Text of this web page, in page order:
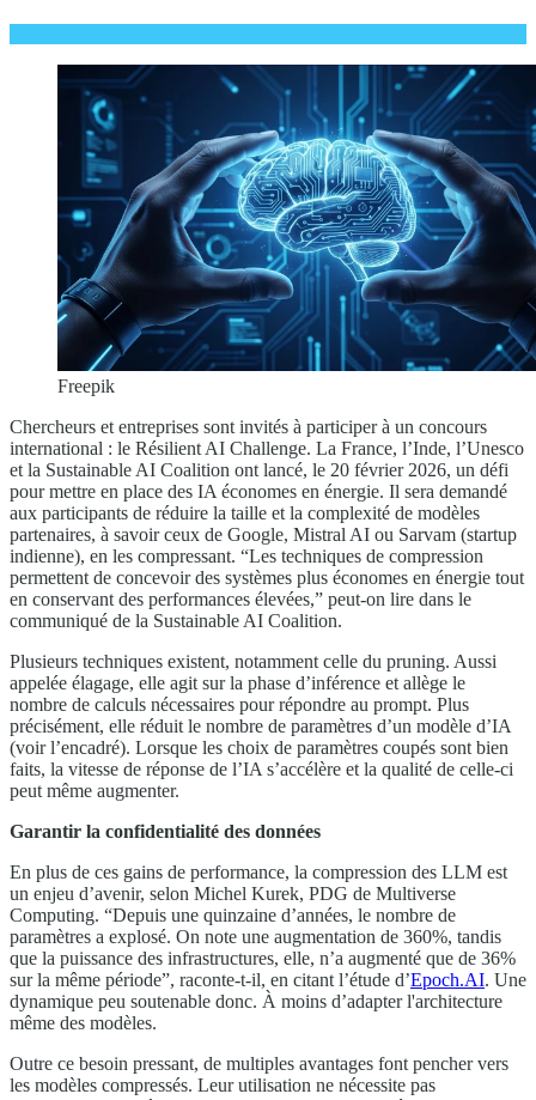
Freepik
Chercheurs et entreprises sont invités à participer à un concours
international : le Résilient AI Challenge. La France, l’Inde, l’Unesco
et la Sustainable AI Coalition ont lancé, le 20 février 2026, un défi
pour mettre en place des IA économes en énergie. Il sera demandé
aux participants de réduire la taille et la complexité de modèles
partenaires, à savoir ceux de Google, Mistral AI ou Sarvam (startup
indienne), en les compressant. “Les techniques de compression
permettent de concevoir des systèmes plus économes en énergie tout
en conservant des performances élevées,” peut-on lire dans le
communiqué de la Sustainable AI Coalition.
Plusieurs techniques existent, notamment celle du pruning. Aussi
appelée élagage, elle agit sur la phase d’inférence et allège le
nombre de calculs nécessaires pour répondre au prompt. Plus
précisément, elle réduit le nombre de paramètres d’un modèle d’IA
(voir l’encadré). Lorsque les choix de paramètres coupés sont bien
faits, la vitesse de réponse de l’IA s’accélère et la qualité de celle-ci
peut même augmenter.
Garantir la confidentialité des données
En plus de ces gains de performance, la compression des LLM est
un enjeu d’avenir, selon Michel Kurek, PDG de Multiverse
Computing. “Depuis une quinzaine d’années, le nombre de
paramètres a explosé. On note une augmentation de 360%, tandis
que la puissance des infrastructures, elle, n’a augmenté que de 36%
sur la même période”, raconte-t-il, en citant l’étude d’Epoch.AI. Une
dynamique peu soutenable donc. À moins d’adapter l'architecture
même des modèles.
Outre ce besoin pressant, de multiples avantages font pencher vers
les modèles compressés. Leur utilisation ne nécessite pas